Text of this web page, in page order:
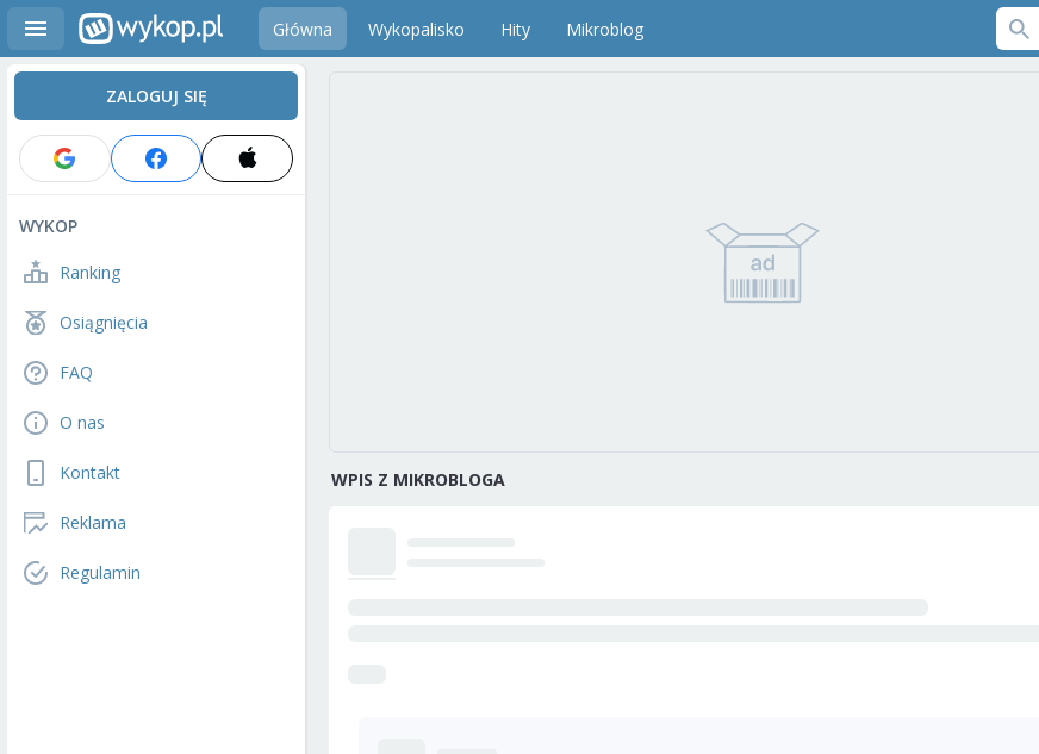
Główna Wykopalisko Hity Mikroblog
ZALOGUJ SIĘ
WYKOP
Ranking
Osiągnięcia
FAQ
O nas
Kontakt
Reklama
Regulamin
WPIS Z MIKROBLOGA